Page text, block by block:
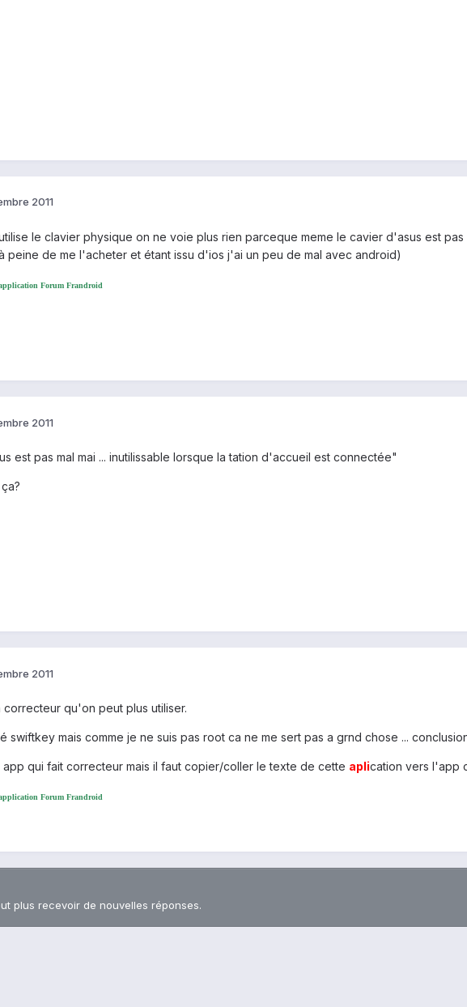
2011
le clavier physique on ne voie plus rien parceque meme le cavier d'asus est
peine de me l'acheter et étant issu d'ios j'ai un peu de mal avec android)
Forum Frandroid
2011
est pas mal mai ... inutilissable lorsque la tation d'accueil est connectée"
2011
qu'on peut plus utiliser.
swiftkey mais comme je ne suis pas root ca ne me sert pas a grnd chose ...
app qui fait correcteur mais il faut copier/coller le texte de cette aplication vers l'app
Forum Frandroid
plus recevoir de nouvelles réponses.